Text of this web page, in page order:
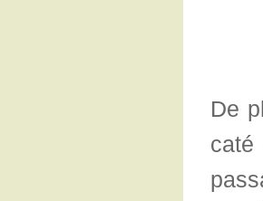
De
caté